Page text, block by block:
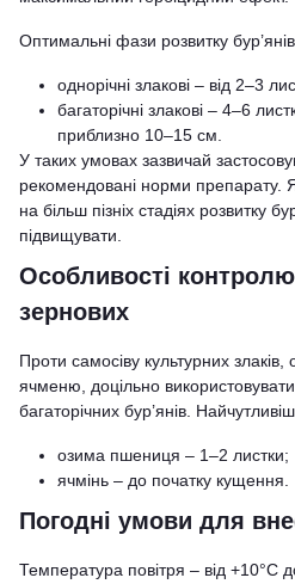
Оптимальні фази розвитку
однорічні злакові – від 2–3
багаторічні злакові – 4–6
приблизно 10–15 см.
У таких умовах зазвичай
рекомендовані норми препарату.
на більш пізніх стадіях розвитку
підвищувати.
Особливості
зернових
Проти самосіву культурних
ячменю, доцільно
багаторічних бур’янів.
озима пшениця – 1–2 листки;
ячмінь – до початку кущення.
Погодні умови для
Температура повітря – від +10°С